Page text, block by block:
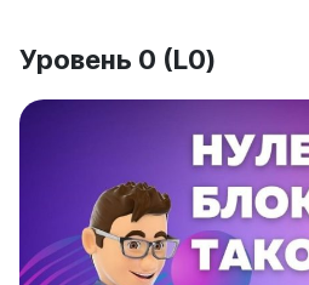
Уровень 0 (L0)